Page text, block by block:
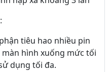
tiêu hao nhiều pin
hình xuống mức tối
dụng tối đa.